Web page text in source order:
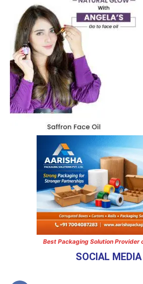
Best Packaging Solution Provider
SOCIAL MEDIA